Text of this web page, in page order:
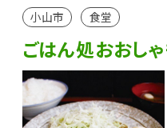
小山市 食堂
ごはん処おおし